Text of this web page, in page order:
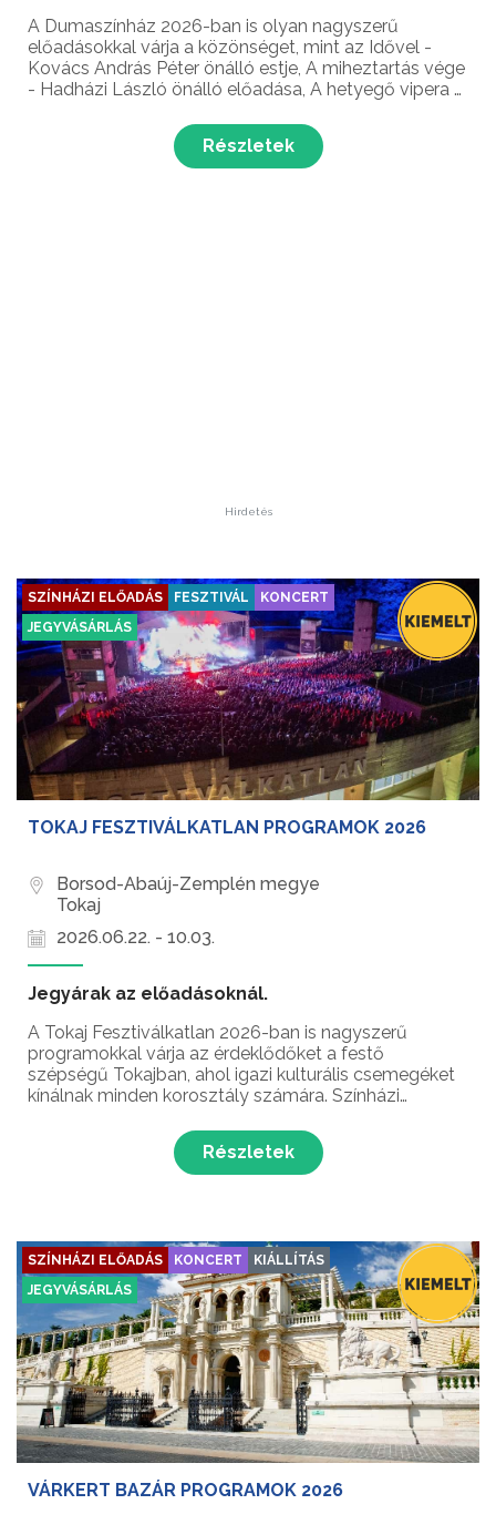
A Dumaszínház 2026-ban is olyan nagyszerű
előadásokkal várja a közönséget, mint az Idővel -
Kovács András Péter önálló estje, A miheztartás vége
- Hadházi László önálló előadása, A hetyegő vipera -
dől el - Kőhalmi Zoltán önálló estje, a Mit nem mo...
Részletek
Hirdetés
SZÍNHÁZI ELŐADÁS FESZTIVÁL
KONCERT
JEGYVÁSÁRLÁS
TOKAJ FESZTIVÁLKATLAN PROGRAMOK 2026
Borsod-Abaúj-Zemplén megye
Tokaj
2026.06.22. - 10.03.
Jegyárak az előadásoknál.
A Tokaj Fesztiválkatlan 2026-ban is nagyszerű
programokkal várja az érdeklődőket a festő
szépségű Tokajban, ahol igazi kulturális csemegéket
kínálnak minden korosztály számára. Színházi
interaktív előadások, filmvetítések és különleges
események is várna...
Részletek
SZÍNHÁZI ELŐADÁS KONCERT
KIÁLLÍTÁS
JEGYVÁSÁRLÁS
VÁRKERT BAZÁR PROGRAMOK 2026